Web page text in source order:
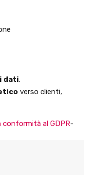
dati.
verso clienti,
al GDPR-